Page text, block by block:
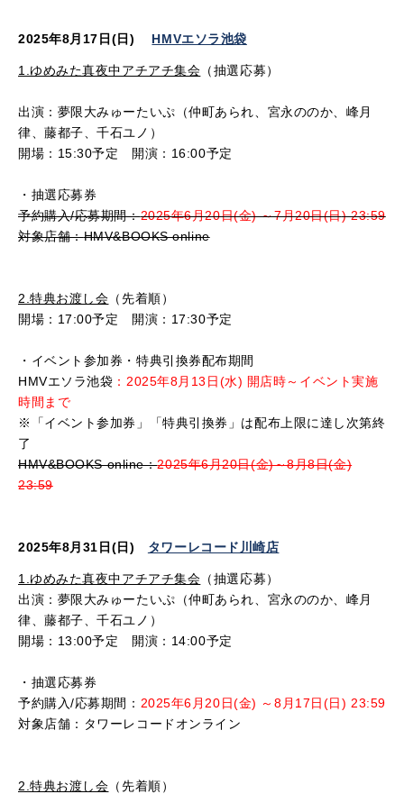
2025年8月 17日(日) HMVエソラ池袋
1.ゆめみた真夜中アチアチ集会 （抽選応募）
出演：夢限大みゅーたいぷ（仲町あられ、宮永ののか、峰月
律、藤都子、千石ユノ）
開場： 15:30予定 開演： 16:00予定
・抽選応募券
予約購入/応募期間：2025年6月20日(金) ～7月20日(日) 23:59
対象店舗：HMV&BOOKS online
2.特典お渡し会 （先着順）
開場： 17:00予定 開演： 17:30予定
・イベント参加券・特典引換券配布期間
HMVエソラ池袋 ：2025年8月13日(水) 開店時～イベント実施
時間まで
※「イベント参加券」「特典引換券」は配布上限に達し次第終
了
HMV&BOOKS online：2025年6月20日(金)～8月8日(金)
23:59
2025年8月31日(日) タワーレコード川崎店
1.ゆめみた真夜中アチアチ集会 （抽選応募）
出演：夢限大みゅーたいぷ（仲町あられ、宮永ののか、峰月
律、藤都子、千石ユノ）
開場： 13:00予定 開演： 14:00予定
・抽選応募券
予約購入/応募期間： 2025年6月20日(金) ～8月17日(日) 23:59
対象店舗：タワーレコードオンライン
2.特典お渡し会 （先着順）